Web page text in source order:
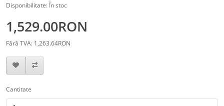
Disponibilitate: În stoc
1,529.00RON
Fără TVA: 1,263.64RON
Cantitate